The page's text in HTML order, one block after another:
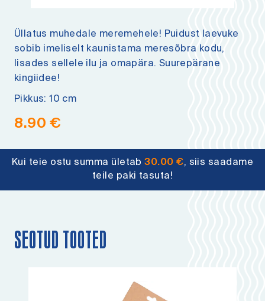
Kui teie ostu summa ületab30.00€, siis saadame
teile paki tasuta!
Üllatus muhedale meremehele! Puidust laevuke
sobib imeliselt kaunistama meresõbra kodu,
lisades sellele ilu ja omapära. Suurepärane
kingiidee!
Pikkus: 10 cm
8.90€
SEOTUD TOOTED